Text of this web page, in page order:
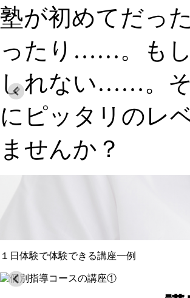
塾が初めてだっ
ったり……。もし
しれない……。
にピッタリのレ
ませんか？
１日体験で体験できる講座一例